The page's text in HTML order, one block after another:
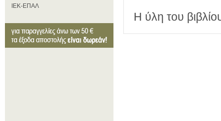
ΙΕΚ-ΕΠΑΛ
Η ύλη του